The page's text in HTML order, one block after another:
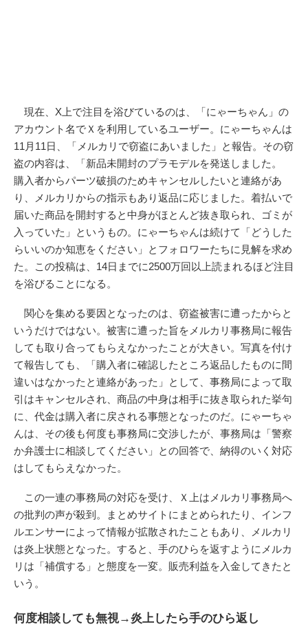
現在、X上で注目を浴びているのは、「にゃーちゃん」の
アカウント名でＸを利用しているユーザー。にゃーちゃんは
11月11日、「メルカリで窃盗にあいました」と報告。その窃
盗の内容は、「新品未開封のプラモデルを発送しました。
購入者からパーツ破損のためキャンセルしたいと連絡があ
り、メルカリからの指示もあり返品に応じました。着払いで
届いた商品を開封すると中身がほとんど抜き取られ、ゴミが
入っていた」というもの。にゃーちゃんは続けて「どうした
らいいのか知恵をください」とフォロワーたちに見解を求め
た。この投稿は、14日までに2500万回以上読まれるほど注目
を浴びることになる。
関心を集める要因となったのは、窃盗被害に遭ったからと
いうだけではない。被害に遭った旨をメルカリ事務局に報告
しても取り合ってもらえなかったことが大きい。写真を付け
て報告しても、「購入者に確認したところ返品したものに間
違いはなかったと連絡があった」として、事務局によって取
引はキャンセルされ、商品の中身は相手に抜き取られた挙句
に、代金は購入者に戻される事態となったのだ。にゃーちゃ
んは、その後も何度も事務局に交渉したが、事務局は「警察
か弁護士に相談してください」との回答で、納得のいく対応
はしてもらえなかった。
この一連の事務局の対応を受け、Ｘ上はメルカリ事務局へ
の批判の声が殺到。まとめサイトにまとめられたり、インフ
ルエンサーによって情報が拡散されたこともあり、メルカリ
は炎上状態となった。すると、手のひらを返すようにメルカ
リは「補償する」と態度を一変。販売利益を入金してきたと
いう。
何度相談しても無視→炎上したら手のひら返し